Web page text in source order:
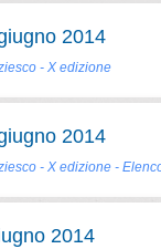
2014
- X edizione
2014
- X edizione -
2014